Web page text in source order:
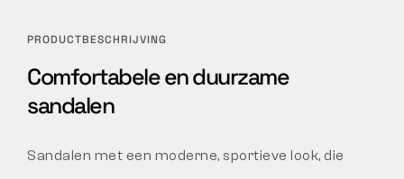
PRODUCTBESCHRIJVING
Comfortabele en duurzame
sandalen
Sandalen met een moderne, sportieve look, die